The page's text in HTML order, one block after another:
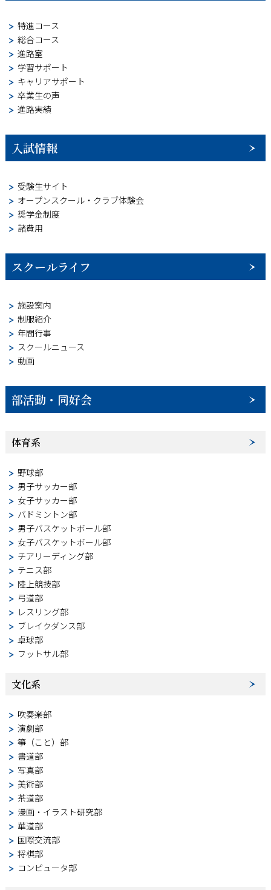
特進コース
総合コース
進路室
学習サポート
キャリアサポート
卒業生の声
進路実績
入試情報
受験生サイト
オープンスクール・クラブ体験会
奨学金制度
諸費用
スクールライフ
施設案内
制服紹介
年間行事
スクールニュース
動画
部活動・同好会
体育系
野球部
男子サッカー部
女子サッカー部
バドミントン部
男子バスケットボール部
女子バスケットボール部
チアリーディング部
テニス部
陸上競技部
弓道部
レスリング部
ブレイクダンス部
卓球部
フットサル部
文化系
吹奏楽部
演劇部
箏（こと）部
書道部
写真部
美術部
茶道部
漫画・イラスト研究部
華道部
国際交流部
将棋部
コンピュータ部